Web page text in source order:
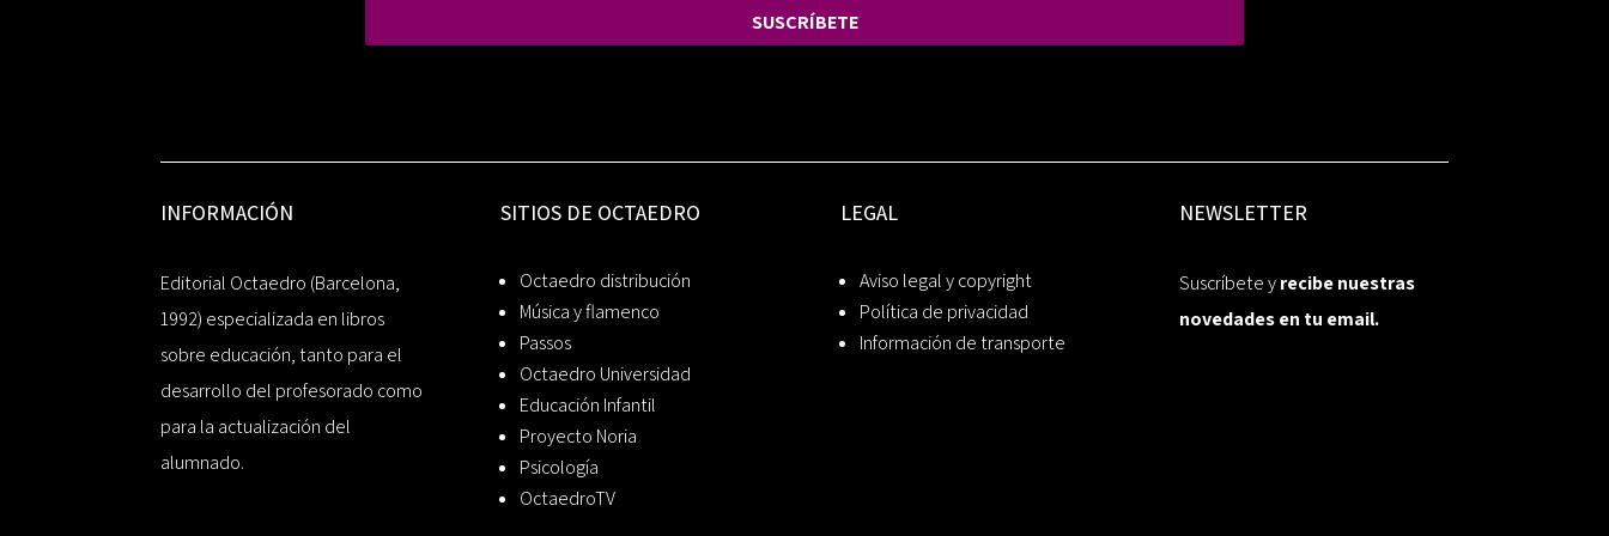
SUSCRÍBETE
INFORMACIÓN
Editorial Octaedro (Barcelona,
1992) especializada en libros
sobre educación, tanto para el
desarrollo del profesorado como
para la actualización del
alumnado.
SITIOS DE OCTAEDRO
Octaedro distribución
Música y flamenco
Passos
Octaedro Universidad
Educación Infantil
Proyecto Noria
Psicología
OctaedroTV
LEGAL
Aviso legal y copyright
Política de privacidad
Información de transporte
NEWSLETTER
Suscríbete yrecibe nuestras
novedades en tu email.